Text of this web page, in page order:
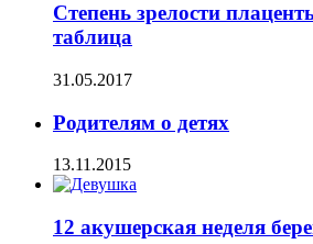
Степень зрелости
таблица
31.05.2017
Родителям о детях
13.11.2015
12 акушерская неделя